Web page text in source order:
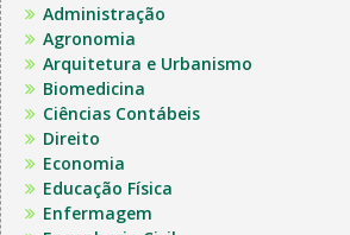
Administração
Agronomia
Arquitetura e Urbanismo
Biomedicina
Ciências Contábeis
Direito
Economia
Educação Física
Enfermagem